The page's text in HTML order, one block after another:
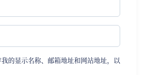
的显示名称、邮箱地址和网站地址，以